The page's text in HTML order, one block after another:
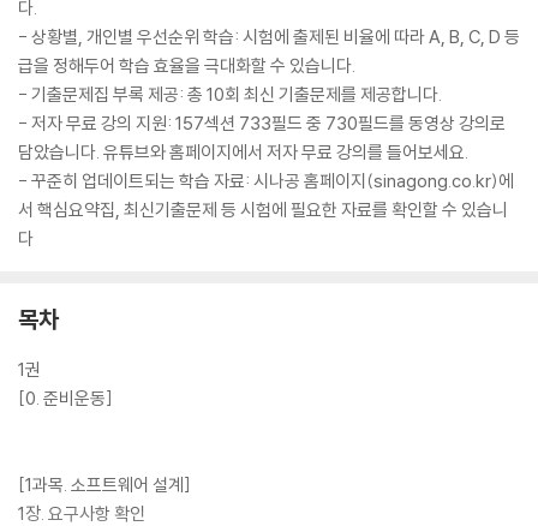
다.
- 상황별, 개인별 우선순위 학습: 시험에 출제된 비율에 따라 A, B, C, D 등
급을 정해두어 학습 효율을 극대화할 수 있습니다.
- 기출문제집 부록 제공: 총 10회 최신 기출문제를 제공합니다.
- 저자 무료 강의 지원: 157섹션 733필드 중 730필드를 동영상 강의로
담았습니다. 유튜브와 홈페이지에서 저자 무료 강의를 들어보세요.
- 꾸준히 업데이트되는 학습 자료: 시나공 홈페이지(sinagong.co.kr)에
서 핵심요약집, 최신기출문제 등 시험에 필요한 자료를 확인할 수 있습니
다
목차
1권
[0. 준비운동]
[1과목. 소프트웨어 설계]
1장. 요구사항 확인